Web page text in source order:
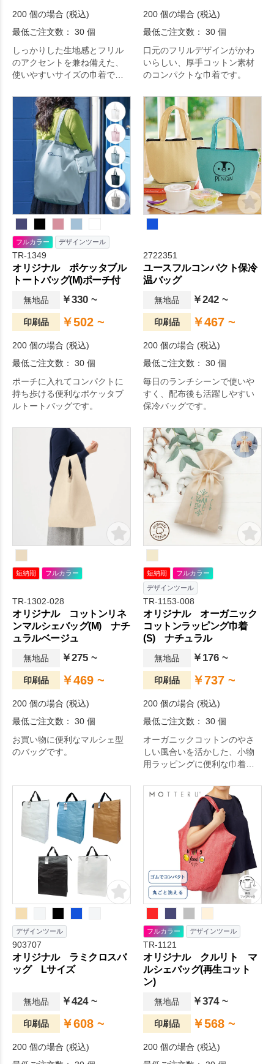
200 個の場合 (税込)
最低ご注文数： 30 個
しっかりした生地感とフリル
のアクセントを兼ね備えた、
使いやすいサイズの巾着で
200 個の場合 (税込)
最低ご注文数： 30 個
口元のフリルデザインがかわ
いらしい、厚手コットン素材
のコンパクトな巾着です。
フルカラー デザインツール
TR-1349
オリジナル ポケッタブル
トートバッグ(M)ポーチ付
無地品 ￥330 ~
印刷品 ￥502 ~
200 個の場合 (税込)
最低ご注文数： 30 個
ポーチに入れてコンパクトに
持ち歩ける便利なポケッタブ
ルトートバッグです。
2722351
ユースフルコンパクト保冷
温バッグ
無地品 ￥242 ~
印刷品 ￥467 ~
200 個の場合 (税込)
最低ご注文数： 30 個
毎日のランチシーンで使いや
すく、配布後も活躍しやすい
保冷バッグです。
短納期 フルカラー
TR-1302-028
オリジナル コットンリネ
ンマルシェバッグ(M) ナチ
ュラルベージュ
無地品 ￥275 ~
印刷品 ￥469 ~
200 個の場合 (税込)
最低ご注文数： 30 個
お買い物に便利なマルシェ型
のバッグです。
短納期
フルカラー
デザインツール
TR-1153-008
オリジナル オーガニック
コットンラッピング巾着
(S) ナチュラル
無地品 ￥176 ~
印刷品 ￥737 ~
200 個の場合 (税込)
最低ご注文数： 30 個
オーガニックコットンのやさ
しい風合いを活かした、小物
用ラッピングに便利な巾着で
デザインツール
903707
オリジナル ラミクロスバ
ッグ Lサイズ
無地品 ￥424 ~
印刷品 ￥608 ~
200 個の場合 (税込)
フルカラー デザインツール
TR-1121
オリジナル クルリト マ
ルシェバッグ(再生コット
ン)
無地品 ￥374 ~
印刷品 ￥568 ~
200 個の場合 (税込)